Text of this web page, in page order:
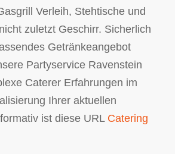
Verleih, Stehtische und
zuletzt Geschirr. Sicherlich
Getränkeangebot
Partyservice Ravenstein
Caterer Erfahrungen im
Ihrer aktuellen
ist diese URL Catering